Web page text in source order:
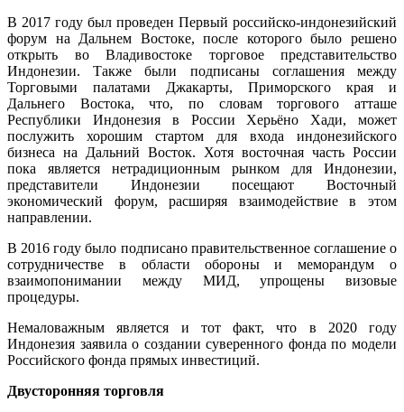
В 2017 году был проведен Первый российско-индонезийский
форум на Дальнем Востоке, после которого было решено
открыть во Владивостоке торговое представительство
Индонезии. Также были подписаны соглашения между
Торговыми палатами Джакарты, Приморского края и
Дальнего Востока, что, по словам торгового атташе
Республики Индонезия в России Херьёно Хади, может
послужить хорошим стартом для входа индонезийского
бизнеса на Дальний Восток. Хотя восточная часть России
пока является нетрадиционным рынком для Индонезии,
представители Индонезии посещают Восточный
экономический форум, расширяя взаимодействие в этом
направлении.
В 2016 году было подписано правительственное соглашение о
сотрудничестве в области обороны и меморандум о
взаимопонимании между МИД, упрощены визовые
процедуры.
Немаловажным является и тот факт, что в 2020 году
Индонезия заявила о создании суверенного фонда по модели
Российского фонда прямых инвестиций.
Двусторонняя торговля